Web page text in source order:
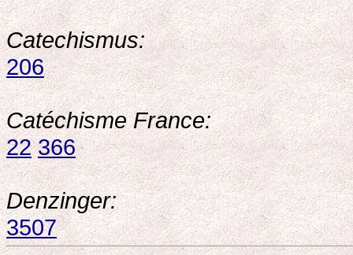
Catechismus:
206
Catéchisme France:
22 366
Denzinger:
3507